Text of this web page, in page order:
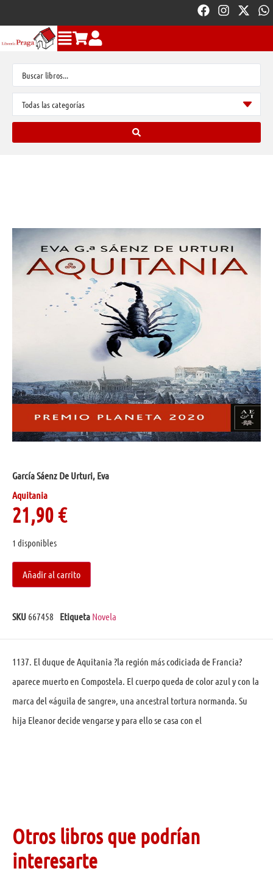
García Sáenz De Urturi, Eva
Aquitania
21,90€
1 disponibles
Añadir al carrito
SKU 667458 Etiqueta Novela
1137. El duque de Aquitania ?la región más codiciada de Francia?
aparece muerto en Compostela. El cuerpo queda de color azul y con la
marca del «águila de sangre», una ancestral tortura normanda. Su
hija Eleanor decide vengarse y para ello se casa con el
Otros libros que podrían
interesarte